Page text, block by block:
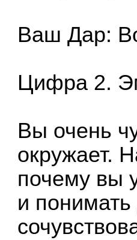
Ваш Дар:
Цифра 2.
Вы очень
окружает.
почему вы
и